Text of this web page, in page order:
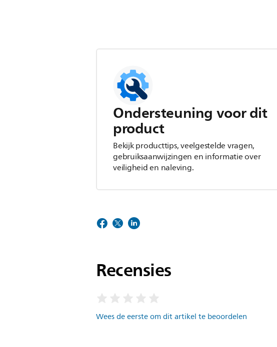
Ondersteuning voor dit
product
Bekijk producttips, veelgestelde vragen,
gebruiksaanwijzingen en informatie over
veiligheid en naleving.
Recensies
Wees de eerste om dit artikel te beoordelen